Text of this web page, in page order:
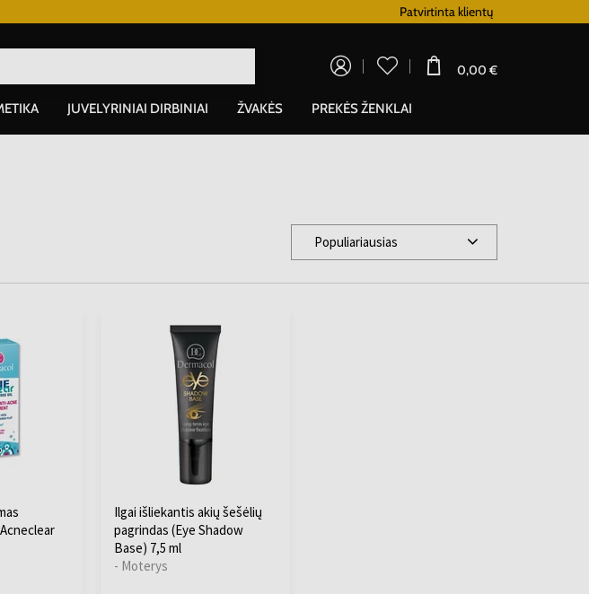
Patvirtinta klientų
0,00 €
JUVELYRINIAI DIRBINIAI ŽVAKĖS PREKĖS ŽENKLAI
Populiariausias
Ilgai išliekantis akių šešėlių
pagrindas (Eye Shadow
Base) 7,5 ml
- Moterys